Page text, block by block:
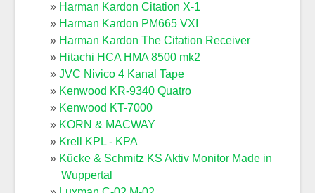
Harman Kardon Citation X-1
Harman Kardon PM665 VXI
Harman Kardon The Citation Receiver
Hitachi HCA HMA 8500 mk2
JVC Nivico 4 Kanal Tape
Kenwood KR-9340 Quatro
Kenwood KT-7000
KORN & MACWAY
Krell KPL - KPA
Kücke & Schmitz KS Aktiv Monitor Made in
Wuppertal